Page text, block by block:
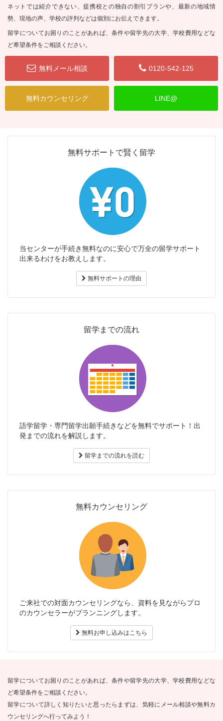
ネットでは紹介できない、提携校との独自の割引プランや、最新の地域情
勢、現地の声、学校の評判などは個別にお伝えできます。
留学についてお困りのことがあれば、条件や留学先の大学、学校費用などな
ど希望条件をご相談ください。
無料メール相談 0120-542-125
無料カウンセリング LINE@
無料サポートで賢く留学
当センターが手続き無料なのに安心で万全の留学サポート
出来るわけをお教えします。
無料サポートの理由
留学までの流れ
語学留学・専門留学出願手続きなどを無料でサポート！出
発までの流れを解説します。
留学までの流れを読む
無料カウンセリング
ご来社での対面カウンセリングなら、資料を見ながらプロ
のカウンセラーがプランニングします。
無料お申し込みはこちら
留学についてお困りのことがあれば、条件や留学先の大学、学校費用などな
ど希望条件をご相談ください。
留学について詳しく知りたいと思ったらまずは、気軽にメール相談や無料カ
ウンセリングへ行ってみよう！